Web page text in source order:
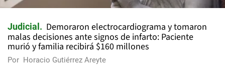
Judicial
Demoraron electrocardiograma y tomaron
malas decisiones ante signos de infarto: Paciente
murió y familia recibirá $160 millones
Por Horacio Gutiérrez Areyte